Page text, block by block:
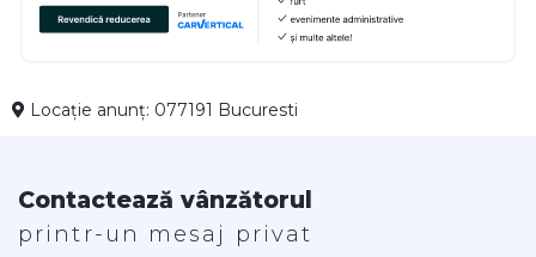
Locație anunț: 077191 Bucuresti
Contactează vânzătorul
printr-un mesaj privat